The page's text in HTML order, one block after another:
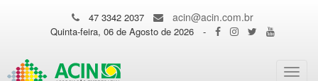
47 3342 2037 acin@acin.com.br
Quinta-feira, 06 de Agosto de 2026 -